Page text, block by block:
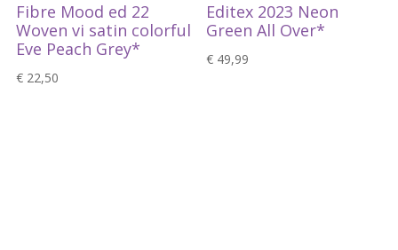
Fibre Mood ed 22
Woven vi satin colorful
Eve Peach Grey*
€22,50
Editex 2023 Neon
Green All Over*
€ 49,99